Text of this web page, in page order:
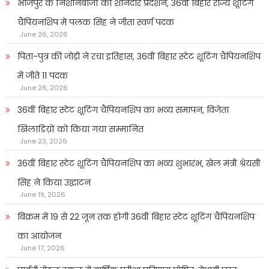
भोजपुर के निशानेबाजों का शानदार प्रदर्शन, 36वीं बिहार राज्य शूटिंग
चैंपियनशिप में पलक सिंह ने जीता स्वर्ण पदक
June 26, 2026
पिता-पुत्र की जोड़ी ने रचा इतिहास, 36वीं बिहार स्टेट शूटिंग चैंपियनशिप
में जीते 11 पदक
June 26, 2026
36वीं बिहार स्टेट शूटिंग चैंपियनशिप का भव्य समापन, विजेता
खिलाडिय़ों को किया गया सम्मानित
June 23, 2026
36वीं बिहार स्टेट शूटिंग चैंपियनशिप का भव्य शुभारंभ, खेल मंत्री श्रेयसी
सिंह ने किया उद्घाटन
June 19, 2026
बिक्रम में 19 से 22 जून तक होगी 36वीं बिहार स्टेट शूटिंग चैंपियनशिप
का आयोजन
June 17, 2026